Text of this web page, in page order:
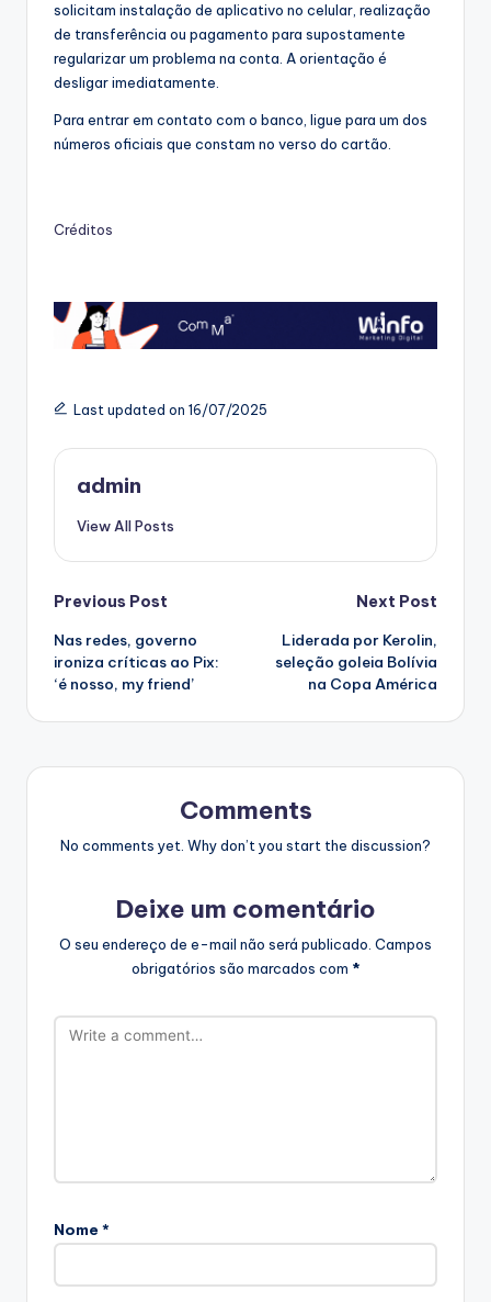
solicitam instalação de aplicativo no celular, realização
de transferência ou pagamento para supostamente
regularizar um problema na conta. A orientação é
desligar imediatamente.
Para entrar em contato com o banco, ligue para um dos
números oficiais que constam no verso do cartão.
Créditos
Last updated on 16/07/2025
admin
View All Posts
Post
navigation
Previous Post
Nas redes, governo
ironiza críticas ao Pix:
‘é nosso, my friend’
Next Post
Liderada por Kerolin,
seleção goleia Bolívia
na Copa América
Comments
No comments yet. Why don’t you start the discussion?
Deixe um comentário
O seu endereço de e-mail não será publicado. Campos
obrigatórios são marcados com *
Nome *